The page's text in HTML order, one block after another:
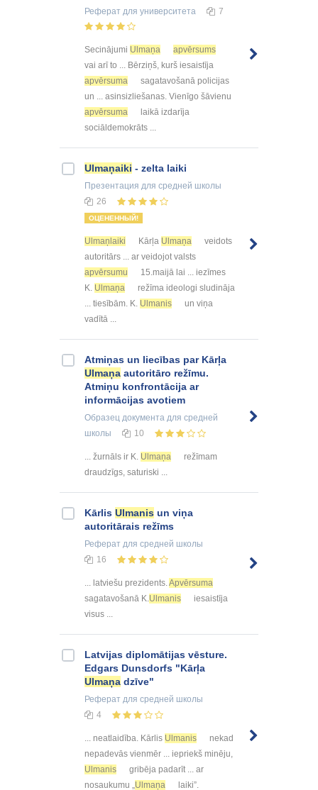
Реферат для университета 7
Secinājumi Ulmaņa
apvērsums
vai arī to ... Bērziņš, kurš iesaistīja
apvērsuma
sagatavošanā policijas
un ... asinsizliešanas. Vienīgo šāvienu
apvērsuma
laikā izdarīja
sociāldemokrāts ...
Ulmaņaiki - zelta laiki
Презентация для средней школы
26
ОЦЕНЕННЫЙ!
Ulmaņlaiki Kārļa Ulmaņa
veidots
autoritārs ... ar veidojot valsts
apvērsumu
15.maijā lai ... iezīmes
K. Ulmaņa
režīma ideologi sludināja
... tiesībām. K. Ulmanis
un viņa
vadītā ...
Atmiņas un liecības par Kārļa
Ulmaņa autoritāro režīmu.
Atmiņu konfrontācija ar
informācijas avotiem
Образец документа для средней
школы
10
... žurnāls ir K. Ulmaņa
režīmam
draudzīgs, saturiski ...
Kārlis Ulmanis un viņa
autoritārais režīms
Реферат для средней школы
16
... latviešu prezidents.Apvērsuma
sagatavošanā K.Ulmanis
iesaistīja
visus ...
Latvijas diplomātijas vēsture.
Edgars Dunsdorfs "Kārļa
Ulmaņa dzīve"
Реферат для средней школы
4
... neatlaidība. Kārlis Ulmanis
nekad
nepadevās vienmēr ... iepriekš minēju,
Ulmanis
gribēja padarīt ... ar
nosaukumu „ Ulmaņa
laiki”.